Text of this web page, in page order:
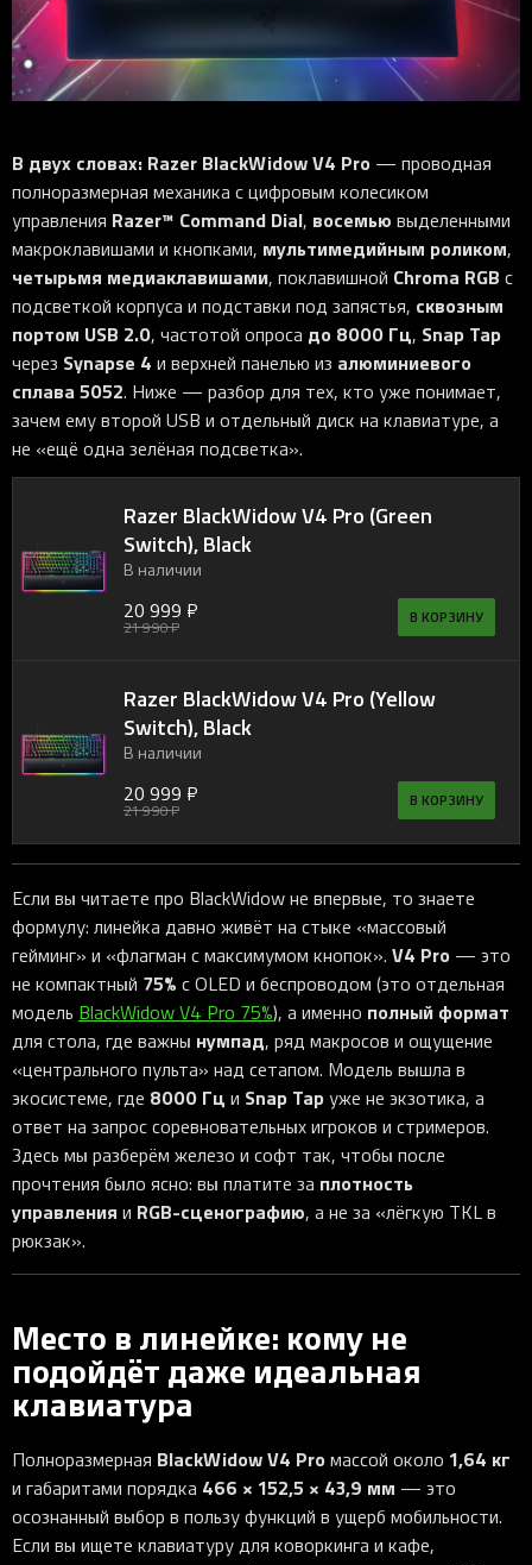
Рюкзаки
Аксессуары
Новинки
Pro Click
Аксессуары для мышей
Игровые мыши
Tartarus
Аксессуары для клавиатур
Все клавиатуры
Hammerhead
Аксессуары для аудио
Все аудио для ПК
Wireless Control Pod
Kraken Kitty
Kiyo
Контроллеры
Ripsaw
Все устройства
Goliathus
Firefly
HyperFlux V2
Sphex
Gigantus
Pro Glide
Pro Click V2
Pro Click V2 Vertical
Pro Type Ergo
Pro Glide XXL
Аксессуары
Коллаборации
Софт
Synapse 3
Chroma™ RGB
THX Spatial
7.1 Sound
Synapse 2 Legacy
Virtual Ring Light
Razer Axon
Streamer Companion App
iOS-приложения
Киберспорт
Игровые ивенты
В двух словах: Razer BlackWidow V4 Pro — проводная
полноразмерная механика с цифровым колесиком
управления Razer™ Command Dial, восемью выделенными
макроклавишами и кнопками, мультимедийным роликом,
четырьмя медиаклавишами, поклавишной Chroma RGB с
подсветкой корпуса и подставки под запястья, сквозным
портом USB 2.0, частотой опроса до 8000 Гц, Snap Tap
через Synapse 4 и верхней панелью из алюминиевого
сплава 5052. Ниже — разбор для тех, кто уже понимает,
зачем ему второй USB и отдельный диск на клавиатуре, а
не «ещё одна зелёная подсветка».
Razer BlackWidow V4 Pro (Green
Switch), Black
В наличии
20 999 ₽
21 990 ₽ В КОРЗИНУ
Razer BlackWidow V4 Pro (Yellow
Switch), Black
В наличии
20 999 ₽
21 990 ₽ В КОРЗИНУ
Если вы читаете про BlackWidow не впервые, то знаете
формулу: линейка давно живёт на стыке «массовый
гейминг» и «флагман с максимумом кнопок». V4 Pro — это
не компактный 75% с OLED и беспроводом (это отдельная
модель BlackWidow V4 Pro 75%), а именно полный формат
для стола, где важны нумпад, ряд макросов и ощущение
«центрального пульта» над сетапом. Модель вышла в
экосистеме, где 8000 Гц и Snap Tap уже не экзотика, а
ответ на запрос соревновательных игроков и стримеров.
Здесь мы разберём железо и софт так, чтобы после
прочтения было ясно: вы платите за плотность
управления и RGB-сценографию, а не за «лёгкую TKL в
рюкзак».
Место в линейке: кому не
подойдёт даже идеальная
клавиатура
Полноразмерная BlackWidow V4 Proмассой около 1,64 кг
и габаритами порядка 466 × 152,5 × 43,9 мм — это
осознанный выбор в пользу функций в ущерб мобильности.
Если вы ищете клавиатуру для коворкинга и кафе,